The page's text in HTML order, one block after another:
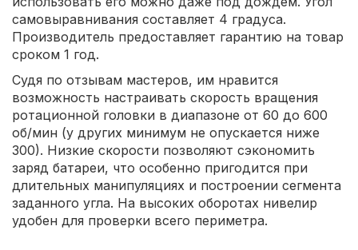
самовыравнивания составляет 4 градуса.
Производитель предоставляет гарантию на товар
сроком 1 год.
Судя по отзывам мастеров, им нравится
возможность настраивать скорость вращения
ротационной головки в диапазоне от 60 до 600
об/мин (у других минимум не опускается ниже
300). Низкие скорости позволяют сэкономить
заряд батареи, что особенно пригодится при
длительных манипуляциях и построении сегмента
заданного угла. На высоких оборотах нивелир
удобен для проверки всего периметра.